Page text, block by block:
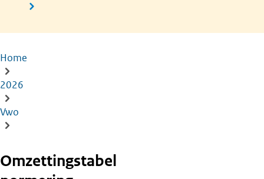
Kruimelpad
Home
2026
Vwo
Omzettingstabel